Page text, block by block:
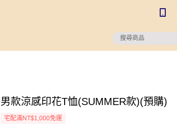
男款涼感印花T恤(SUMMER款)(預購)
宅配滿NT$1,000免運